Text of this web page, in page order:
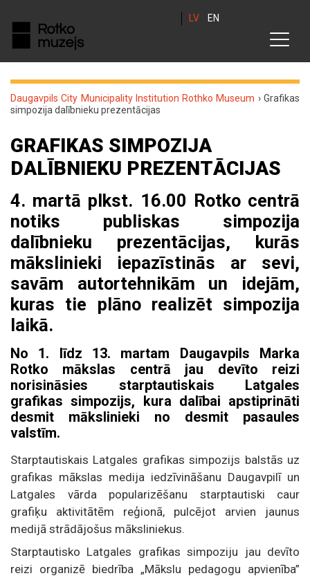
LV EN
Daugavpils City Municipality Institution Rothko Museum ›Grafikas
simpozija dalībnieku prezentācijas
GRAFIKAS SIMPOZIJA
DALĪBNIEKU PREZENTĀCIJAS
4. martā plkst. 16.00 Rotko centrā
notiks publiskas simpozija
dalībnieku prezentācijas, kurās
mākslinieki iepazīstinās ar sevi,
savām autortehnikām un idejām,
kuras tie plāno realizēt simpozija
laikā.
No 1. līdz 13. martam Daugavpils Marka
Rotko mākslas centrā jau devīto reizi
norisināsies starptautiskais Latgales
grafikas simpozijs, kura dalībai apstiprināti
desmit mākslinieki no desmit pasaules
valstīm.
Starptautiskais Latgales grafikas simpozijs balstās uz
grafikas mākslas medija iedzīvināšanu Daugavpilī un
Latgales vārda popularizēšanu starptautiski caur
grafiķu aktivitātēm reģionā, pulcējot arvien jaunus
medijā strādājošus māksliniekus.
Starptautisko Latgales grafikas simpoziju jau devīto
reizi organizē biedrība „Mākslu pedagogu apvienība”